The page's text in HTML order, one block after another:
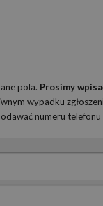
pola. Prosimy
wypadku
numeru